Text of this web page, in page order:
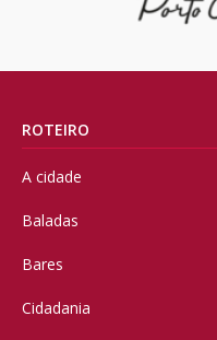
ROTEIRO
A cidade
Baladas
Bares
Cidadania